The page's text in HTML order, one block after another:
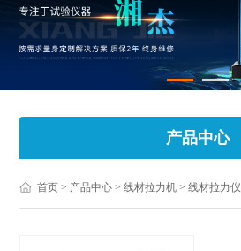
产品中心
首页 > 产品中心 >线材拉力机 >线材拉力仪